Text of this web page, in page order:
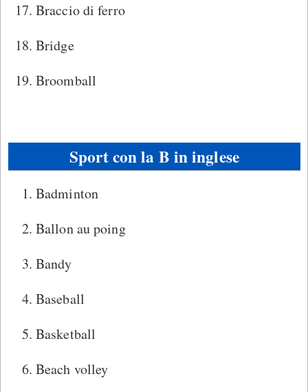
Braccio di ferro
Bridge
Broomball
Sport con la B in inglese
Badminton
Ballon au poing
Bandy
Baseball
Basketball
Beach volley